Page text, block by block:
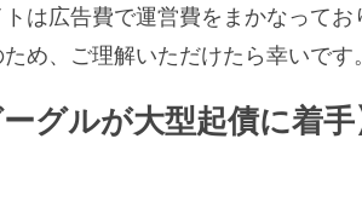
トは広告費で運営費をまかなって
め、ご理解いただけたら幸いです
ーグルが大型起債に着